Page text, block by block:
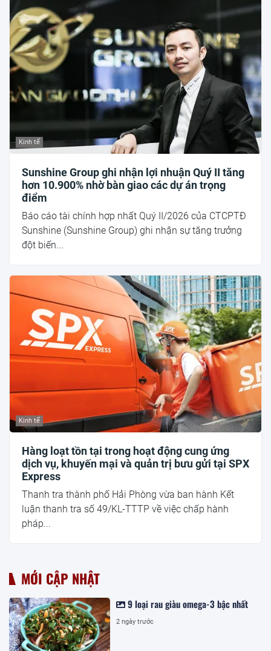
Kinh tế
Sunshine Group ghi nhận lợi nhuận Quý II tăng
hơn 10.900% nhờ bàn giao các dự án trọng
điểm
Báo cáo tài chính hợp nhất Quý II/2026 của CTCPTĐ
Sunshine (Sunshine Group) ghi nhận sự tăng trưởng
đột biến...
Kinh tế
Hàng loạt tồn tại trong hoạt động cung ứng
dịch vụ, khuyến mại và quản trị bưu gửi tại SPX
Express
Thanh tra thành phố Hải Phòng vừa ban hành Kết
luận thanh tra số 49/KL-TTTP về việc chấp hành
pháp...
MỚI CẬP NHẬT
9 loại rau giàu omega-3 bậc nhất
2 ngày trước